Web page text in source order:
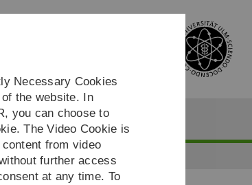
Wissenschaftliches Arbeiten in CSE
Necessary Cookies
the website. In
you can choose to
The Video Cookie is
from video
further access
at any time. To